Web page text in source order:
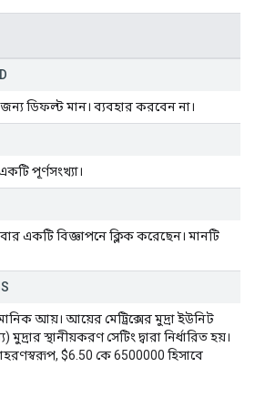
জন্য ডিফল্ট মান। ব্যবহার করবেন না।
পূর্ণসংখ্যা।
একটি বিজ্ঞাপনে ক্লিক করেছেন। মানটি
আয়। আয়ের মেট্রিক্সের মুদ্রা ইউনিট
স্থানীয়করণ সেটিং দ্বারা নির্ধারিত হয়।
$6.50 কে 6500000 হিসাবে